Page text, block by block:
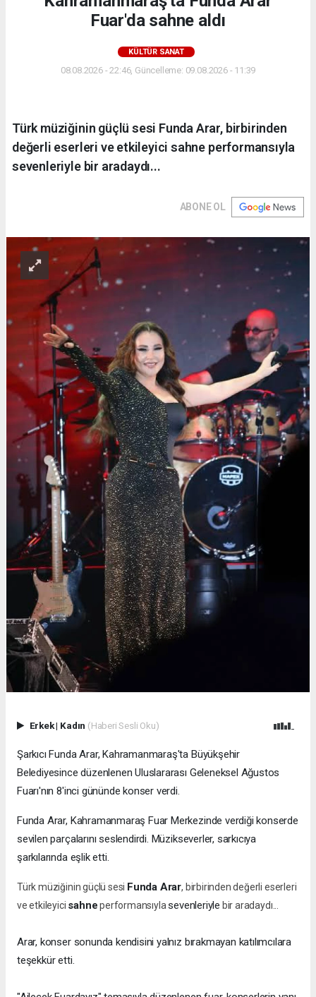
Fuar'da sahne aldı
KÜLTÜR SANAT
08.08.2026 - 22:46, Güncelleme: 09.08.2026 - 11:39
Türk müziğinin güçlü sesi Funda Arar, birbirinden
değerli eserleri ve etkileyici sahne performansıyla
sevenleriyle bir aradaydı...
ABONE OL
Erkek| Kadın (Haberi Sesli Oku)
Şarkıcı Funda Arar, Kahramanmaraş'ta Büyükşehir
Belediyesince düzenlenen Uluslararası Geleneksel Ağustos
Fuarı'nın 8'inci gününde konser verdi.
Funda Arar, Kahramanmaraş Fuar Merkezinde verdiği konserde
sevilen parçalarını seslendirdi. Müzikseverler, sarkıcıya
şarkılarında eşlik etti.
Türk müziğinin güçlü sesi Funda Arar, birbirinden değerli eserleri
ve etkileyici sahneperformansıylasevenleriyle bir aradaydı...
Arar, konser sonunda kendisini yalnız bırakmayan katılımcılara
teşekkür etti.